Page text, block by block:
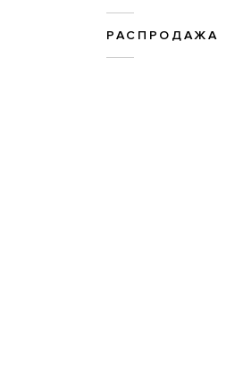
РАСПРОДАЖА